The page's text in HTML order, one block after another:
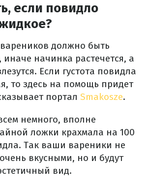
если повидло
должно быть
иначе начинка растечется, а
Если густота повидла
то здесь на помощь придет
портал Smakosze.
немного, вполне
ложки крахмала на 100
Так ваши вареники не
вкусными, но и будут
вид.